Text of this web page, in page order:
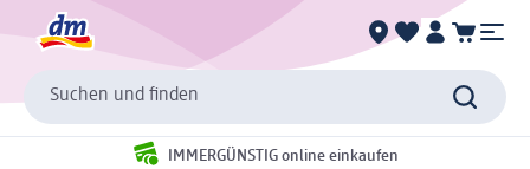
Suchen und finden
IMMERGÜNSTIG online einkaufen